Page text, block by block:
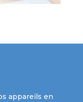
appareils en